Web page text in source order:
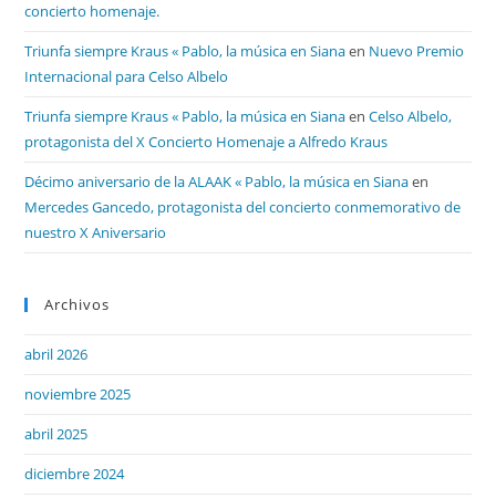
concierto homenaje.
Triunfa siempre Kraus « Pablo, la música en Sianaen Nuevo Premio
Internacional para Celso Albelo
Triunfa siempre Kraus « Pablo, la música en SianaenCelso Albelo,
protagonista del X Concierto Homenaje a Alfredo Kraus
Décimo aniversario de la ALAAK « Pablo, la música en Sianaen
Mercedes Gancedo, protagonista del concierto conmemorativo de
nuestro X Aniversario
Archivos
abril 2026
noviembre 2025
abril 2025
diciembre 2024